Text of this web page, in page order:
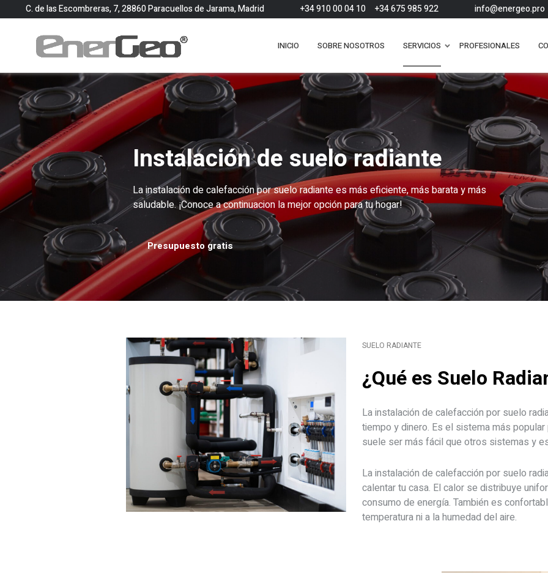
C. de las Escombreras, 7, 28860 Paracuellos de Jarama, Madrid +34 910 00 04 10 +34 675 985 922 info@energeo.pro
INICIO SOBRE NOSOTROS SERVICIOS PROFESIONALES
Instalación de suelo radiante
La instalación de calefacción por suelo radiante es más eficiente, más barata y más
saludable. ¡Conoce a continuacion la mejor opción para tu hogar!
Presupuesto gratis
SUELO RADIANTE
¿Qué es Suelo
La instalación de calefacción por suelo
tiempo y dinero. Es el sistema más
suele ser más fácil que otros sistemas y
La instalación de calefacción por suelo
calentar tu casa. El calor se distribuye
consumo de energía. También es
temperatura ni a la humedad del aire.